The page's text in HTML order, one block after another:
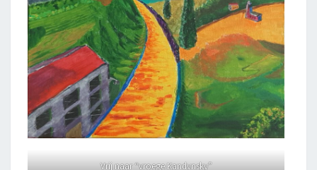
Vrij naar “vroege Kandynsky”